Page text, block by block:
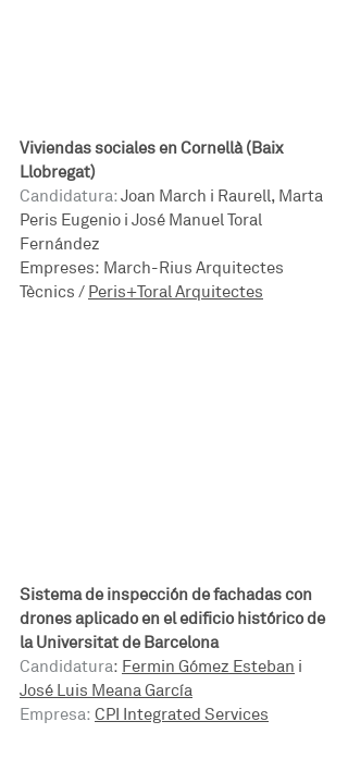
Viviendas sociales en Cornellà (Baix
Llobregat)
Candidatura: Joan March i Raurell, Marta
Peris Eugenio i José Manuel Toral
Fernández
Empreses: March-Rius Arquitectes
Tècnics / Peris+Toral Arquitectes
Sistema de inspección de fachadas con
drones aplicado en el edificio histórico de
la Universitat de Barcelona
Candidatura: Fermin Gómez Esteban i
José Luis Meana García
Empresa: CPI Integrated Services